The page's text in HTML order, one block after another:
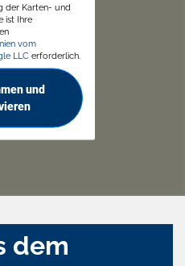
der Karten- und
ist Ihre
vom
LLC erforderlich.
und
dem